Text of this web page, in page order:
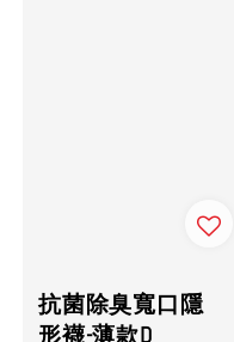
抗菌除臭寬口隱
形襪-薄款D